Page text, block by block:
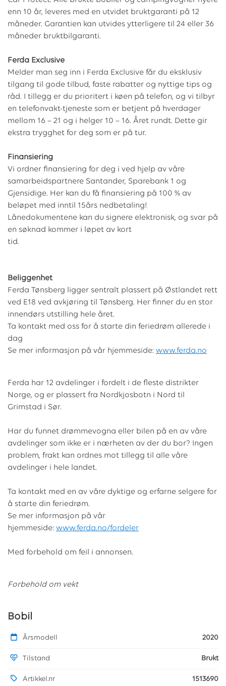
enn 10 år, leveres med en utvidet bruktgaranti på 12
måneder. Garantien kan utvides ytterligere til 24 eller 36
måneder bruktbilgaranti.
Ferda Exclusive
Melder man seg inn i Ferda Exclusive får du eksklusiv
tilgang til gode tilbud, faste rabatter og nyttige tips og
råd. I tillegg er du prioritert i køen på telefon, og vi tilbyr
en telefonvakt-tjeneste som er betjent på hverdager
mellom 16 – 21 og i helger 10 – 16. Året rundt. Dette gir
ekstra trygghet for deg som er på tur.
Finansiering
Vi ordner finansiering for deg i ved hjelp av våre
samarbeidspartnere Santander, Sparebank 1 og
Gjensidige. Her kan du få finansiering på 100 % av
beløpet med inntil 15års nedbetaling!
Lånedokumentene kan du signere elektronisk, og svar på
en søknad kommer i løpet av kort
tid.
Beliggenhet
Ferda Tønsberg ligger sentralt plassert på Østlandet rett
ved E18 ved avkjøring til Tønsberg. Her finner du en stor
innendørs utstilling hele året.
Ta kontakt med oss for å starte din feriedrøm allerede i
dag
Se mer informasjon på vår hjemmeside: www.ferda.no
Ferda har 12 avdelinger i fordelt i de fleste distrikter
Norge, og er plassert fra Nordkjosbotn i Nord til
Grimstad i Sør.
Har du funnet drømmevogna eller bilen på en av våre
avdelinger som ikke er i nærheten av der du bor? Ingen
problem, frakt kan ordnes mot tillegg til alle våre
avdelinger i hele landet.
Ta kontakt med en av våre dyktige og erfarne selgere for
å starte din feriedrøm.
Se mer informasjon på vår
hjemmeside: www.ferda.no/fordeler
Med forbehold om feil i annonsen.
Forbehold om vekt
Bobil
Årsmodell 2020
Tilstand Brukt
Artikkel.nr 1513690